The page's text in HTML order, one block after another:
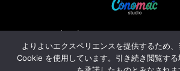
ホーム
免責事項
プラ
AIひとこと
よりよいエクスペリエンスを提供するため
Cookie を使用しています。引き続き閲覧す